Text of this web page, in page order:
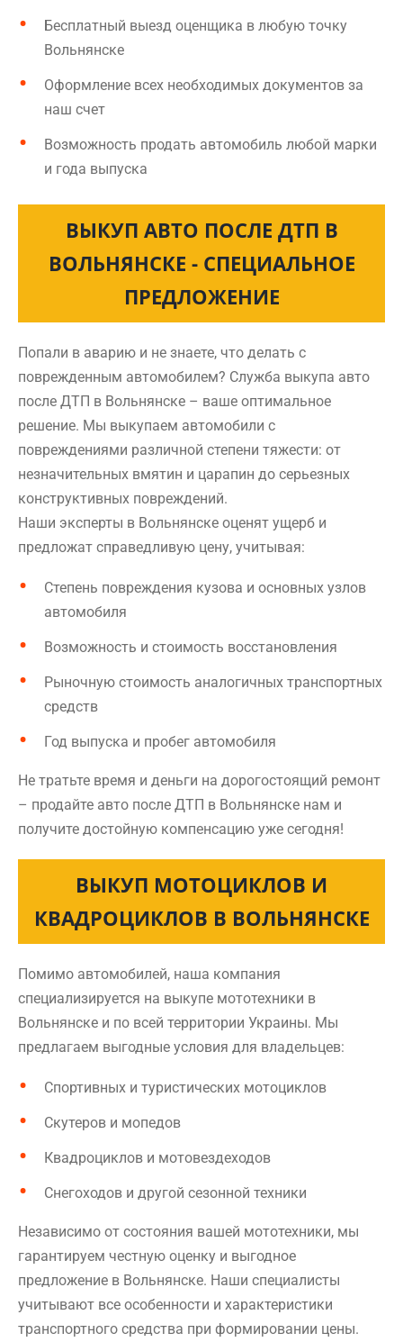
Бесплатный выезд оценщика в любую точку
Вольнянске
Оформление всех необходимых документов за
наш счет
Возможность продать автомобиль любой марки
и года выпуска
ВЫКУП АВТО ПОСЛЕ ДТП В
ВОЛЬНЯНСКЕ - СПЕЦИАЛЬНОЕ
ПРЕДЛОЖЕНИЕ
Попали в аварию и не знаете, что делать с
поврежденным автомобилем? Служба выкупа авто
после ДТП в Вольнянске – ваше оптимальное
решение. Мы выкупаем автомобили с
повреждениями различной степени тяжести: от
незначительных вмятин и царапин до серьезных
конструктивных повреждений.
Наши эксперты в Вольнянске оценят ущерб и
предложат справедливую цену, учитывая:
Степень повреждения кузова и основных узлов
автомобиля
Возможность и стоимость восстановления
Рыночную стоимость аналогичных транспортных
средств
Год выпуска и пробег автомобиля
Не тратьте время и деньги на дорогостоящий ремонт
– продайте авто после ДТП в Вольнянске нам и
получите достойную компенсацию уже сегодня!
ВЫКУП МОТОЦИКЛОВ И
КВАДРОЦИКЛОВ В ВОЛЬНЯНСКЕ
Помимо автомобилей, наша компания
специализируется на выкупе мототехники в
Вольнянске и по всей территории Украины. Мы
предлагаем выгодные условия для владельцев:
Спортивных и туристических мотоциклов
Скутеров и мопедов
Квадроциклов и мотовездеходов
Снегоходов и другой сезонной техники
Независимо от состояния вашей мототехники, мы
гарантируем честную оценку и выгодное
предложение в Вольнянске. Наши специалисты
учитывают все особенности и характеристики
транспортного средства при формировании цены.